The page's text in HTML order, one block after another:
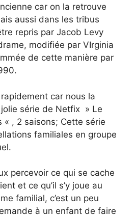
car on la retrouve
aussi dans les tribus
repris par Jacob Levy
modifiée par VIrginia
de cette manière par
rapidement car nous la
série de Netfix » Le
« , 2 saisons; Cette série
familiales en groupe
percevoir ce qui se cache
et ce qu’il s’y joue au
familial, c’est un peu
à un enfant de faire